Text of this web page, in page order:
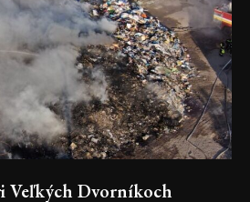
Veľkých Dvorníkoch